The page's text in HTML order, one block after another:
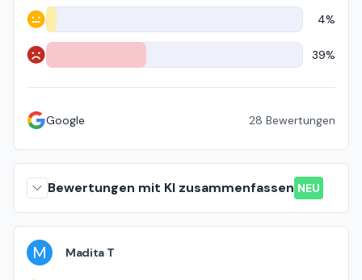
Neutral 4%
Negativ 39%
Google 28 Bewertungen
Bewertungen mit KI zusammenfassen NEU
M Madita T